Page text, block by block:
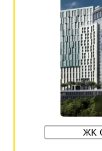
ЖК